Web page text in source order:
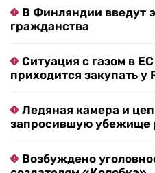
В Финляндии введут
гражданства
Ситуация с газом в
приходится закупать у
Ледяная камера и
запросившую убежище
Возбуждено